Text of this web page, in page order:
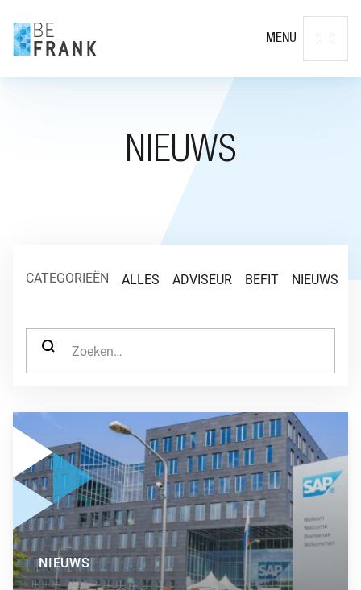
MENU
NIEUWS
CATEGORIEËN ALLES ADVISEUR BEFIT NIEUWS
ZOEK NAAR:
GA NAAR “ZO VERGROOT SAP DE DUURZAME
NIEUWS